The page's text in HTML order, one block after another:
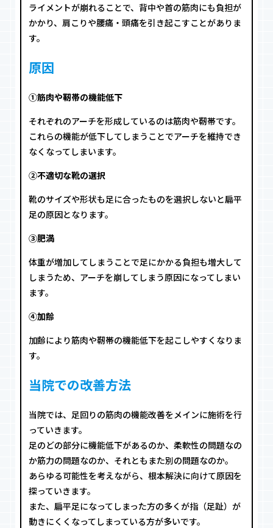
ライメントが崩れることで、背中や首の筋肉にも負担が
かかり、肩こりや腰痛・頭痛を引き起こすことがありま
す。
原因
①筋肉や靭帯の機能低下
それぞれのアーチを形成しているのは筋肉や靭帯です。
これらの機能が低下してしまうことでアーチを維持でき
なくなってしまいます。
②不適切な靴の選択
靴のサイズや形状も足に合ったものを選択しないと扁平
足の原因となります。
③肥満
体重が増加してしまうことで足にかかる負担も増大して
しまうため、アーチを崩してしまう原因になってしまい
ます。
④加齢
加齢により筋肉や靭帯の機能低下を起こしやすくなりま
す。
当院での改善方法
当院では、足回りの筋肉の機能改善をメインに施術を行
っていきます。
足のどの部分に機能低下があるのか、柔軟性の問題なの
か筋力の問題なのか、それともまた別の問題なのか。
あらゆる可能性を考えながら、根本解決に向けて原因を
探っていきます。
また、扁平足になってしまった方の多くが指（足趾）が
動きにくくなってしまっている方が多いです。